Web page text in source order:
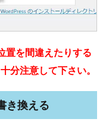
置を間違えたりする
分注意して下さい。
き換える